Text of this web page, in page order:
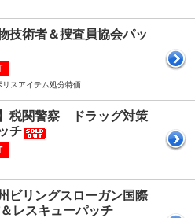
技術者＆捜査員協会パッ
リスアイテム処分特価
】税関警察 ドラッグ対策
チ
ビリングスローガン国際
レスキューパッチ